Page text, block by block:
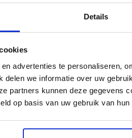
Details
advertenties te personaliseren,
delen we informatie over uw
partners kunnen deze gegevens
op basis van uw gebruik van